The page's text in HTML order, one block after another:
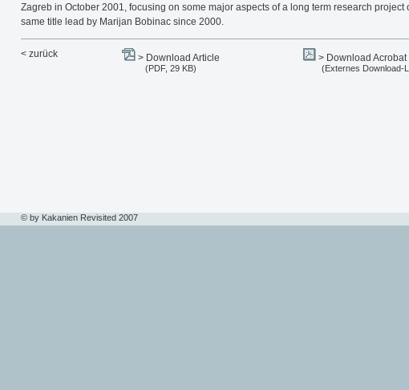
Zagreb in October 2001, focusing on some major aspects of a long term research project
same title lead by Marijan Bobinac since 2000.
< zurück > Download Article
(PDF, 29 KB)
> Download
(Externes Download-
© by Kakanien Revisited 2007